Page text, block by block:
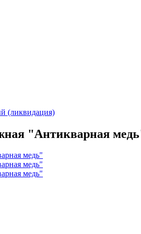
(ликвидация)
"Антикварная